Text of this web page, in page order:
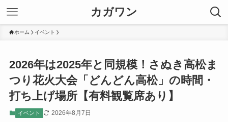
カガワン
ホーム イベント
2026年は2025年と同規模！さぬき高松ま
つり花火大会「どんどん高松」の時間・
打ち上げ場所【有料観覧席あり】
イベント 2026年8月7日